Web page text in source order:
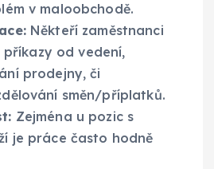
v maloobchodě.
Někteří zaměstnanci
od vedení,
prodejny, či
směn/příplatků.
Zejména u pozic s
je práce často hodně